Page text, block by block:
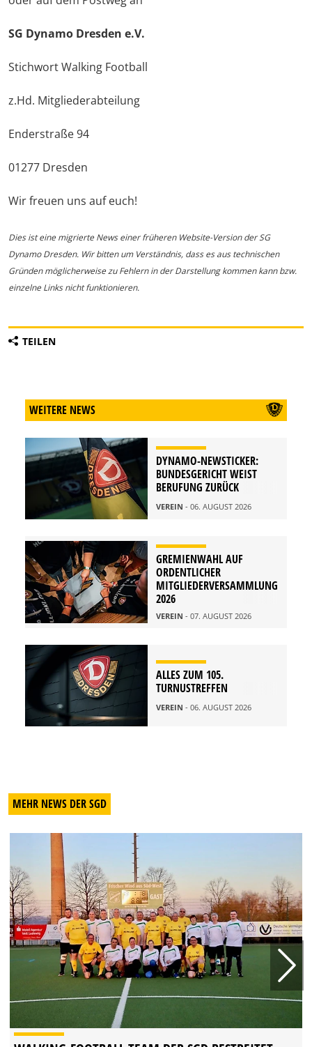
SG Dynamo Dresden e.V.
Stichwort Walking Football
z.Hd. Mitgliederabteilung
Enderstraße 94
01277 Dresden
Wir freuen uns auf euch!
Dies ist eine migrierte News einer früheren Website-Version der SG
Dynamo Dresden. Wir bitten um Verständnis, dass es aus technischen
Gründen möglicherweise zu Fehlern in der Darstellung kommen kann bzw.
einzelne Links nicht funktionieren.
TEILEN
WEITERE NEWS
DYNAMO-NEWSTICKER:
BUNDESGERICHT WEIST
BERUFUNG ZURÜCK
VEREIN - 06. AUGUST 2026
GREMIENWAHL AUF
ORDENTLICHER
MITGLIEDERVERSAMMLUNG
2026
VEREIN - 07. AUGUST 2026
ALLES ZUM 105.
TURNUSTREFFEN
VEREIN - 06. AUGUST 2026
MEHR NEWS DER SGD